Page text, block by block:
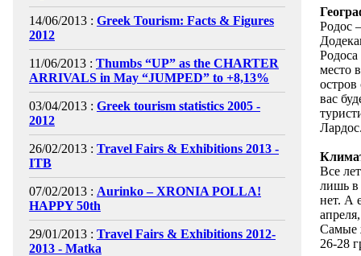
14/06/2013 : Greek Tourism: Facts & Figures
2012
11/06/2013 : Thumbs “UP” as the CHARTER
ARRIVALS in May “JUMPED” to +8,13%
03/04/2013 : Greek tourism statistics 2005 -
2012
26/02/2013 : Travel Fairs & Exhibitions 2013 -
ITB
07/02/2013 : Aurinko – XRONIA POLLA!
HAPPY 50th
29/01/2013 : Travel Fairs & Exhibitions 2012-
2013 - Matka
Родос
место
вас
Все
лишь в
нет. А
Самые
26-28